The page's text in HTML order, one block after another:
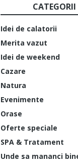
Idei de calatorii
Merita vazut
Idei de weekend
Cazare
Natura
Evenimente
Orase
Oferte speciale
SPA & Tratament
Unde sa mananci